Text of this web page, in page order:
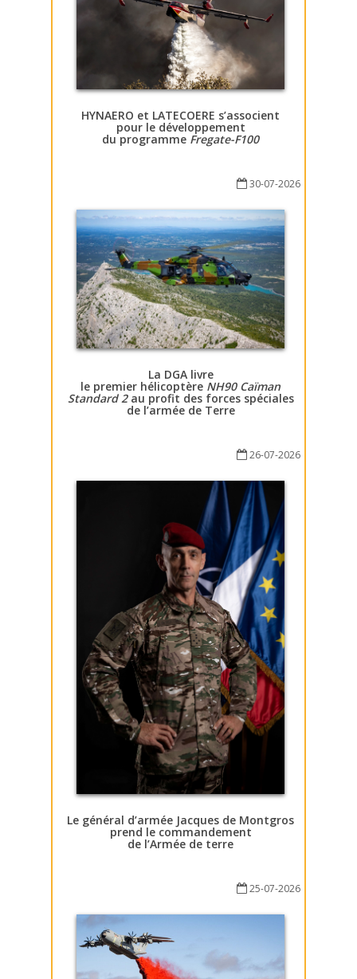
HYNAERO et LATECOERE s’associent
pour le développement
du programme Fregate-F100
30-07-2026
La DGA livre
le premier hélicoptère NH90 Caïman
Standard 2au profit des forces spéciales
de l’armée de Terre
26-07-2026
Le général d’armée Jacques de Montgros
prend le commandement
de l’Armée de terre
25-07-2026